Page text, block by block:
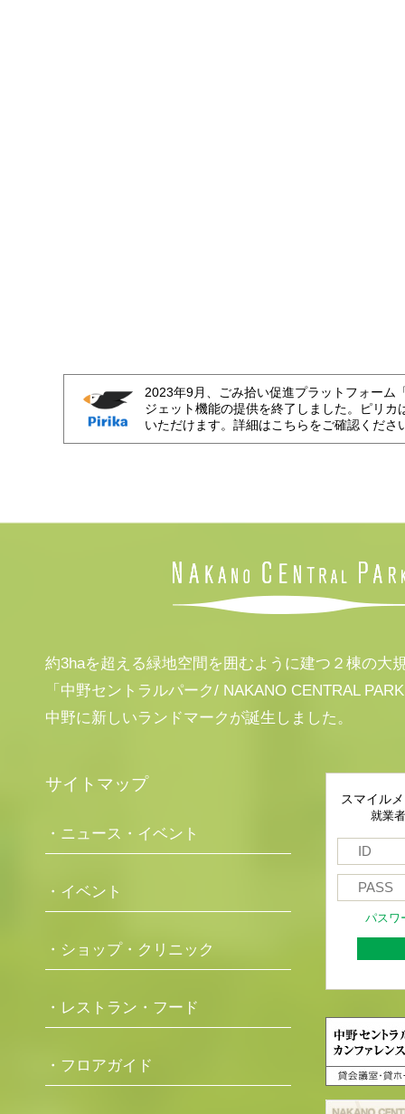
2023年9月、ごみ拾い促進プラットフォーム
ジェット機能の提供を終了しました。ピリカ
いただけます。詳細はこちらをご確認くださ
約3haを超える緑地空間を囲むように建つ２棟の大
「中野セントラルパーク/ NAKANO CENTRAL
中野に新しいランドマークが誕生しました。
サイトマップ
・ニュース・イベント
・イベント
・ショップ・クリニック
・レストラン・フード
・フロアガイド
スマイル
就業
パスワ